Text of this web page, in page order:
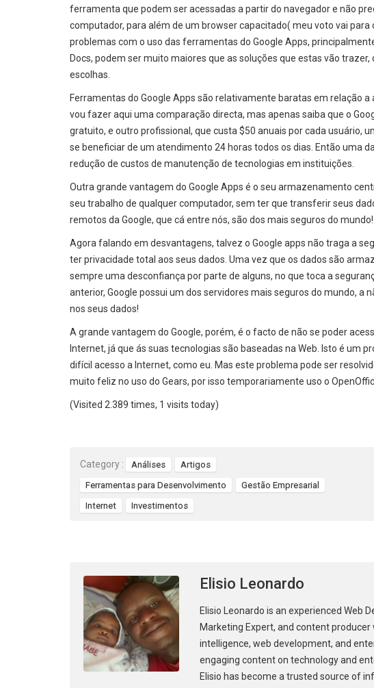
ferramenta que podem ser acessadas a partir do navegador e não
computador, para além de um browser capacitado( meu voto vai para
problemas com o uso das ferramentas do Google Apps,
Docs, podem ser muito maiores que as soluções que estas vão
escolhas.
Ferramentas do Google Apps são relativamente baratas em relação
vou fazer aqui uma comparação directa, mas apenas saiba que o
gratuito, e outro profissional, que custa $50 anuais por cada usuário,
se beneficiar de um atendimento 24 horas todos os dias. Então uma
redução de custos de manutenção de tecnologias em instituições.
Outra grande vantagem do Google Apps é o seu armazenamento
seu trabalho de qualquer computador, sem ter que transferir seus
remotos da Google, que cá entre nós, são dos mais seguros do mundo!
Agora falando em desvantagens, talvez o Google apps não traga a
ter privacidade total aos seus dados. Uma vez que os dados são
sempre uma desconfiança por parte de alguns, no que toca a
anterior, Google possui um dos servidores mais seguros do mundo, a
nos seus dados!
A grande vantagem do Google, porém, é o facto de não se poder
Internet, já que ás suas tecnologias são baseadas na Web. Isto é um
difícil acesso a Internet, como eu. Mas este problema pode ser
muito feliz no uso do Gears, por isso temporariamente uso o
(Visited 2.389 times, 1 visits today)
Category : Análises
Artigos
Ferramentas para Desenvolvimento
Gestão Empresarial
Internet
Investimentos
Elisio Leonardo
Elisio Leonardo is an experienced Web
Marketing Expert, and content
intelligence, web development, and
engaging content on technology and
Elisio has become a trusted source of